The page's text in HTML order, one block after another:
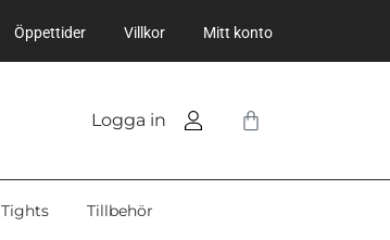
Öppettider Villkor Mitt konto
Logga in
Tights Tillbehör